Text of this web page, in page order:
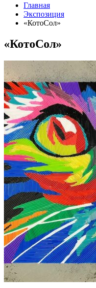
Главная
Экспозиция
«КотоCол»
«КотоCол»